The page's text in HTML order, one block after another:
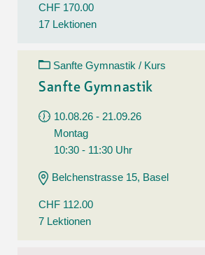
CHF 170.00
17 Lektionen
Sanfte Gymnastik / Kurs
Sanfte Gymnastik
10.08.26 - 21.09.26
Montag
10:30 - 11:30 Uhr
Belchenstrasse 15, Basel
CHF 112.00
7 Lektionen